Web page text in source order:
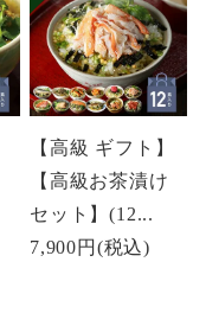
【高級 ギフト】
【高級お茶漬け
セット】(12...
7,900円 (税込)